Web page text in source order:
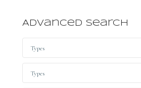
Advanced Search
Types
Types